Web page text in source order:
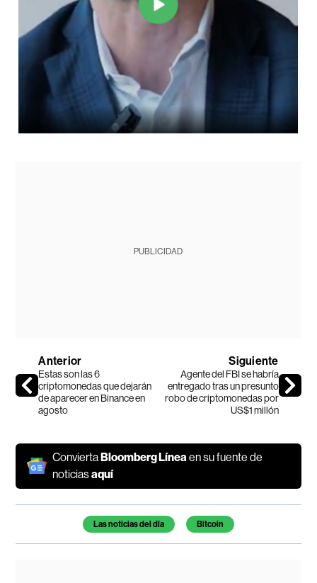
PUBLICIDAD
Anterior
Estas son las 6
criptomonedas que dejarán
de aparecer en Binance en
agosto
Siguiente
Agente del FBI se habría
entregado tras un presunto
robo de criptomonedas por
US$1 millón
ConviertaBloomberg Línea en su fuente de
noticiasaquí
Temas de este artículo
Las noticias del día Bitcoin